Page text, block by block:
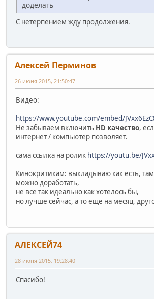
доделать
С нетерпением жду продолжения.
Алексей Перминов
26 июня 2015, 21:50:47
Видео:
https://www.youtube.com/embed/
Не забываем включить HD качество,
интернет / компьютер позволяет.
сама ссылка на ролик https://youtu.be/
Кинокритикам: выкладываю как есть,
можно доработать,
не все так идеально как хотелось бы,
но лучше сейчас, а то еще на месяц,
АЛЕКСЕЙ74
28 июня 2015, 19:28:40
Cпасибо!